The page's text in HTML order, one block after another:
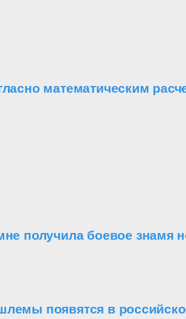
математическим
получила боевое знамя
появятся в